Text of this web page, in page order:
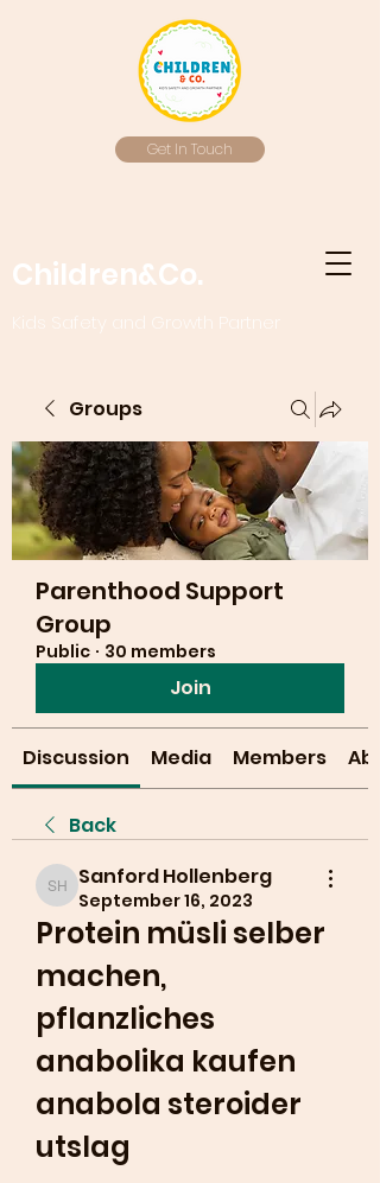
Get In Touch
Children&Co.
Kids Safety and Growth Partner
Groups
Parenthood Support
Group
Public · 30 members
Join
Discussion Media Members
Back
Sanford Hollenberg
Sanford Hollenberg
September 16, 2023
Protein müsli selber
machen,
pflanzliches
anabolika kaufen
anabola steroider
utslag